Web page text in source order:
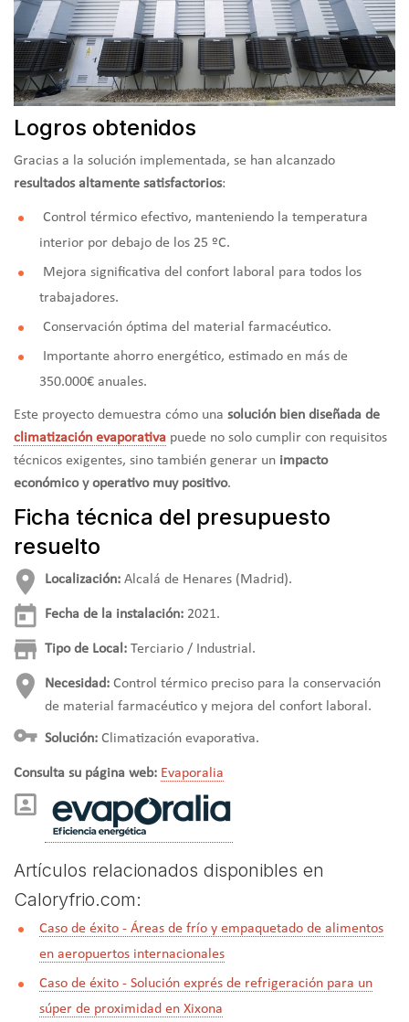
Logros obtenidos
Gracias a la solución implementada, se han alcanzado
resultados altamente satisfactorios:
Control térmico efectivo, manteniendo la temperatura
interior por debajo de los 25 ºC.
Mejora significativa del confort laboral para todos los
trabajadores.
Conservación óptima del material farmacéutico.
Importante ahorro energético, estimado en más de
350.000€ anuales.
Este proyecto demuestra cómo una solución bien diseñada de
climatización evaporativa puede no solo cumplir con requisitos
técnicos exigentes, sino también generar un impacto
económico y operativo muy positivo.
Ficha técnica del presupuesto
resuelto
Localización: Alcalá de Henares (Madrid).
Fecha de la instalación: 2021.
Tipo de Local: Terciario / Industrial .
Necesidad: Control térmico preciso para la conservación
de material farmacéutico y mejora del confort laboral.
Solución: Climatización evaporativa.
Consulta su página web: Evaporalia
Artículos relacionados disponibles en
Caloryfrio.com:
Caso de éxito - Áreas de frío y empaquetado de alimentos
en aeropuertos internacionales
Caso de éxito - Solución exprés de refrigeración para un
súper de proximidad en Xixona